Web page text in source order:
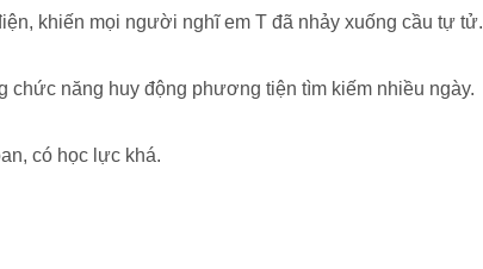
khiến mọi người nghĩ em T đã nhảy xuống cầu tự tử.
năng huy động phương tiện tìm kiếm nhiều ngày.
có học lực khá.